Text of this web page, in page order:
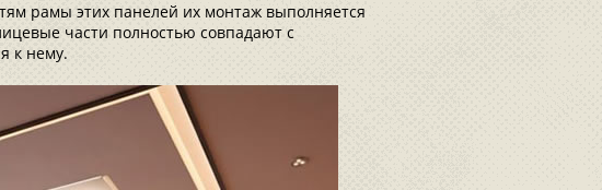
рамы этих панелей их монтаж выполняется
части полностью совпадают с
к нему.